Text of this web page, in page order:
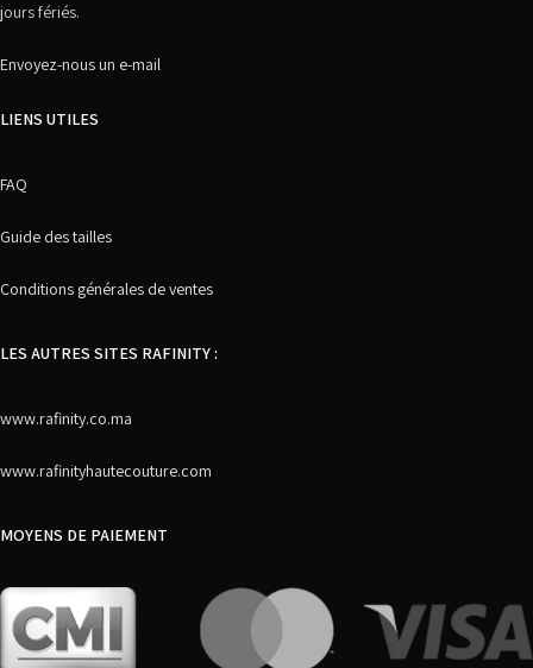
jours fériés.
Envoyez-nous un e-mail
LIENS UTILES
FAQ
Guide des tailles
Conditions générales de ventes
LES AUTRES SITES RAFINITY :
www.rafinity.co.ma
www.rafinityhautecouture.com
MOYENS DE PAIEMENT